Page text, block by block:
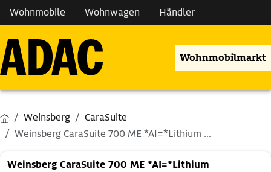
Wohnmobile Wohnwagen Händler
Wohnmobilmarkt
Weinsberg
CaraSuite
Weinsberg CaraSuite 700 ME *AI=*Lithium ...
Weinsberg CaraSuite 700 ME *AI=*Lithium